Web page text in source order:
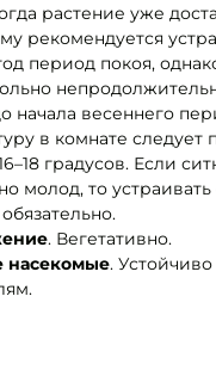
растение уже
рекомендуется
период покоя,
начала весеннего
в комнате следует
градусов. Если
молод, то
. Вегетативно.
насекомые. Устойчиво